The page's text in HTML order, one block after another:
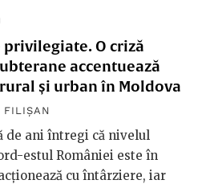
privilegiate. O criză
accentuează
și urban în Moldova
FILIȘAN
de ani întregi că nivelul
estul României este în
cu întârziere, iar